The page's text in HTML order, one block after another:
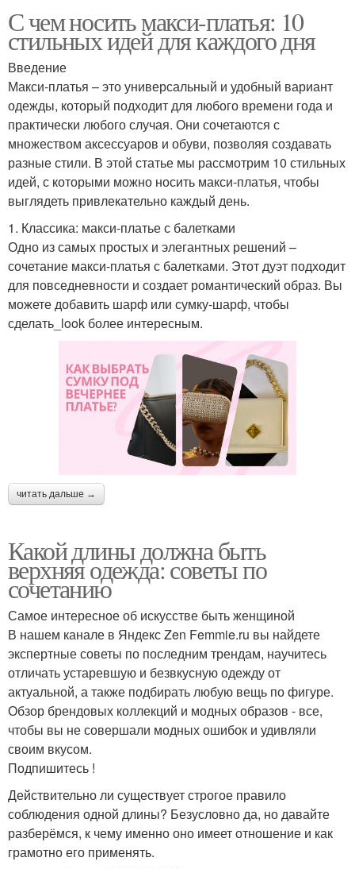
С чем носить макси-платья: 10
стильных идей для каждого дня
Введение
Макси-платья – это универсальный и удобный вариант
одежды, который подходит для любого времени года и
практически любого случая. Они сочетаются с
множеством аксессуаров и обуви, позволяя создавать
разные стили. В этой статье мы рассмотрим 10 стильных
идей, с которыми можно носить макси-платья, чтобы
выглядеть привлекательно каждый день.
1. Классика: макси-платье с балетками
Одно из самых простых и элегантных решений –
сочетание макси-платья с балетками. Этот дуэт подходит
для повседневности и создает романтический образ. Вы
можете добавить шарф или сумку-шарф, чтобы
сделать_look более интересным.
читать дальше →
Какой длины должна быть
верхняя одежда: советы по
сочетанию
Самое интересное об искусстве быть женщиной
В нашем канале в Яндекс Zen Femmie.ru вы найдете
экспертные советы по последним трендам, научитесь
отличать устаревшую и безвкусную одежду от
актуальной, а также подбирать любую вещь по фигуре.
Обзор брендовых коллекций и модных образов - все,
чтобы вы не совершали модных ошибок и удивляли
своим вкусом.
Подпишитесь !
Действительно ли существует строгое правило
соблюдения одной длины? Безусловно да, но давайте
разберёмся, к чему именно оно имеет отношение и как
грамотно его применять.